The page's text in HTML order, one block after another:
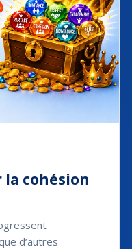
la cohésion
d’autres